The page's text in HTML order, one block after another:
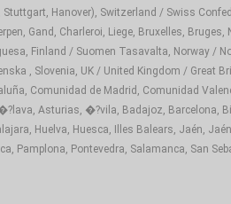
Hanover), Switzerland / Swiss
Gand, Charleroi, Liege, Bruxelles,
Finland / Suomen Tasavalta, Norway /
, Slovenia, UK / United Kingdom /
Comunidad de Madrid, Comunidad
Asturias, �?vila, Badajoz, Barcelona,
Huelva, Huesca, Illes Balears, Jaén,
Pamplona, Pontevedra, Salamanca, San